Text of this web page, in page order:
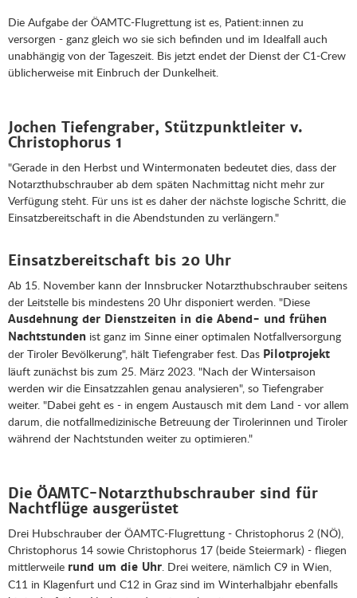
Die Aufgabe der ÖAMTC-Flugrettung ist es, Patient:innen zu
versorgen - ganz gleich wo sie sich befinden und im Idealfall auch
unabhängig von der Tageszeit. Bis jetzt endet der Dienst der C1-Crew
üblicherweise mit Einbruch der Dunkelheit.
Jochen Tiefengraber, Stützpunktleiter v.
Christophorus 1
"Gerade in den Herbst und Wintermonaten bedeutet dies, dass der
Notarzthubschrauber ab dem späten Nachmittag nicht mehr zur
Verfügung steht. Für uns ist es daher der nächste logische Schritt, die
Einsatzbereitschaft in die Abendstunden zu verlängern."
Einsatzbereitschaft bis 20 Uhr
Ab 15. November kann der Innsbrucker Notarzthubschrauber seitens
der Leitstelle bis mindestens 20 Uhr disponiert werden. "Diese
Ausdehnung der Dienstzeiten in die Abend- und frühen
Nachtstunden ist ganz im Sinne einer optimalen Notfallversorgung
der Tiroler Bevölkerung", hält Tiefengraber fest. Das Pilotprojekt
läuft zunächst bis zum 25. März 2023. "Nach der Wintersaison
werden wir die Einsatzzahlen genau analysieren", so Tiefengraber
weiter. "Dabei geht es - in engem Austausch mit dem Land - vor allem
darum, die notfallmedizinische Betreuung der Tirolerinnen und Tiroler
während der Nachtstunden weiter zu optimieren."
Die ÖAMTC-Notarzthubschrauber sind für
Nachtflüge ausgerüstet
Drei Hubschrauber der ÖAMTC-Flugrettung - Christophorus 2 (NÖ),
Christophorus 14 sowie Christophorus 17 (beide Steiermark) - fliegen
mittlerweile rund um die Uhr. Drei weitere, nämlich C9 in Wien,
C11 in Klagenfurt und C12 in Graz sind im Winterhalbjahr ebenfalls